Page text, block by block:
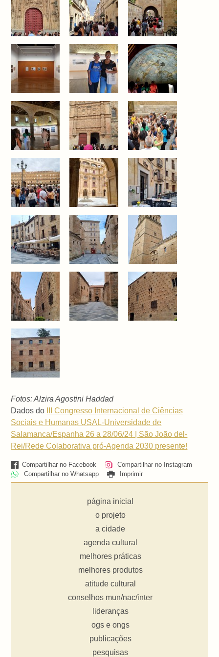
Fotos: Alzira Agostini Haddad
Dados do
III Congresso Internacional de Ciências
Sociais e Humanas USAL-Universidade de
Salamanca/Espanha 26 a 28/06/24 | São João del-
Rei/Rede Colaborativa pró-Agenda 2030 presente!
Compartilhar no Facebook
Compartilhar no Instagram
Compartilhar no Whatsapp
Imprimir
página inicial
o projeto
a cidade
agenda cultural
melhores práticas
melhores produtos
atitude cultural
conselhos mun/nac/inter
lideranças
ogs e ongs
publicações
pesquisas